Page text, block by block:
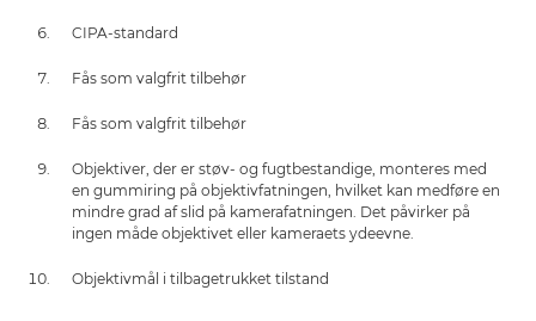
CIPA-standard
Fås som valgfrit tilbehør
Fås som valgfrit tilbehør
Objektiver, der er støv- og fugtbestandige, monteres med
en gummiring på objektivfatningen, hvilket kan medføre en
mindre grad af slid på kamerafatningen. Det påvirker på
ingen måde objektivet eller kameraets ydeevne.
Objektivmål i tilbagetrukket tilstand